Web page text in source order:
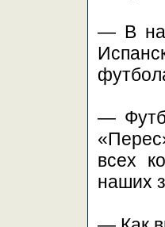
— В
—
всех
наших